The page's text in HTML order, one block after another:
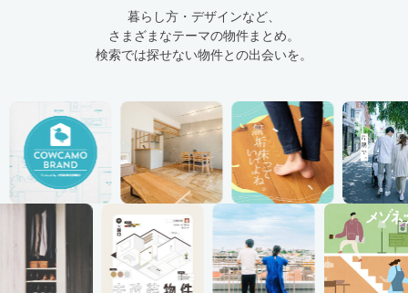
暮らし方・デザインなど、
さまざまなテーマの物件まとめ。
検索では探せない物件との出会いを。